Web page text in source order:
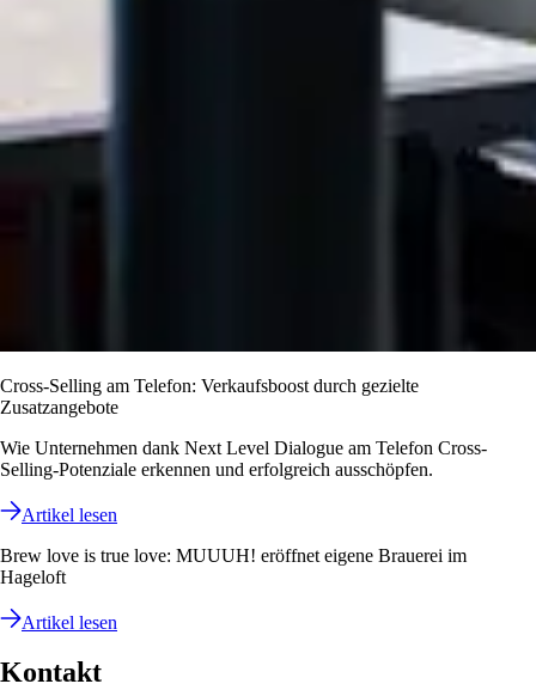
Cross-Selling am Telefon: Verkaufsboost durch gezielte
Zusatzangebote
Wie Unternehmen dank Next Level Dialogue am Telefon Cross-
Selling-Potenziale erkennen und erfolgreich ausschöpfen.
Artikel lesen
Brew love is true love: MUUUH! eröffnet eigene Brauerei im
Hageloft
Artikel lesen
Kontakt